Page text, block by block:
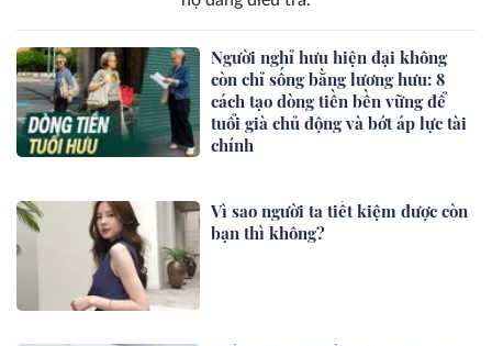
Người nghỉ hưu hiện đại không
còn chỉ sống bằng lương hưu: 8
cách tạo dòng tiền bền vững để
tuổi già chủ động và bớt áp lực tài
chính
Vì sao người ta tiết kiệm được còn
bạn thì không?